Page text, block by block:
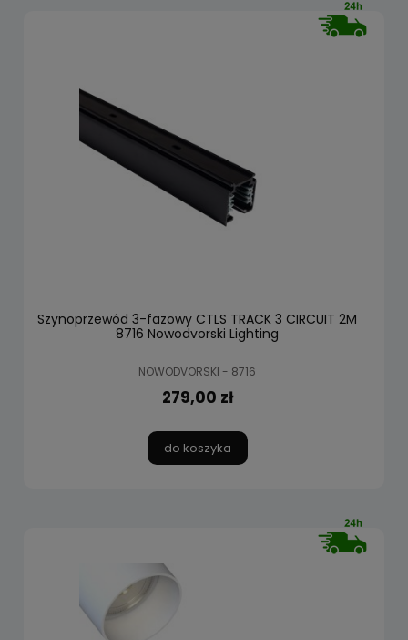
Szynoprzewód 3-fazowy CTLS TRACK 3 CIRCUIT 2M
8716 Nowodvorski Lighting
NOWODVORSKI - 8716
279,00 zł
do koszyka